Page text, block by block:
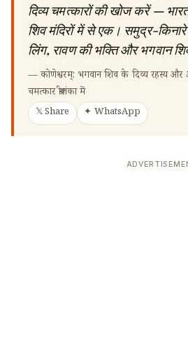
दिव्य चमत्कारों की खोज करें —
शिव मंदिरों में से एक। समुद्र-
लिंग, रावण की भक्ति और भगवान
—कोणेश्वरम्: भगवान शिव के दिव्य रहस्य
चमत्कार श्रीलंका में
𝕏 Share ✦ WhatsApp